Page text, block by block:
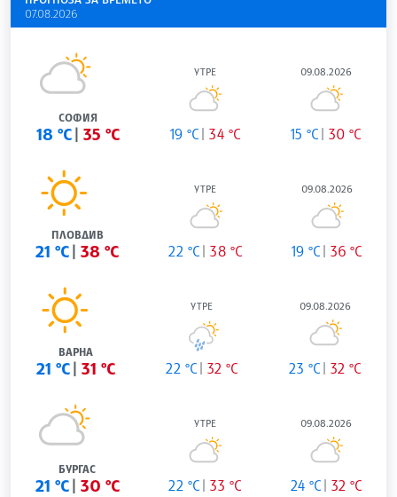
07.08.2026
СОФИЯ
18 °C 35 °C
УТРЕ
19 °C 34 °C
09.08.2026
15 °C 30 °C
ПЛОВДИВ
21 °C 38 °C
УТРЕ
22 °C 38 °C
09.08.2026
19 °C 36 °C
ВАРНА
21 °C 31 °C
УТРЕ
22 °C 32 °C
09.08.2026
23 °C 32 °C
БУРГАС
21 °C 30 °C
УТРЕ
22 °C 33 °C
09.08.2026
24 °C 32 °C